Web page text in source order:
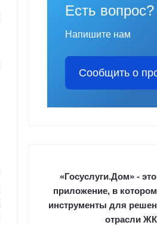
Есть вопрос?
Напишите нам
Сообщить о
«Госуслуги.Дом» -
приложение, в
инструменты для
отрасли